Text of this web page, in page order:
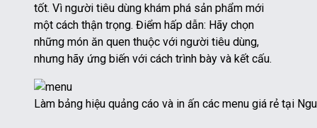
tốt. Vì người tiêu dùng khám phá sản phẩm mới
một cách thận trọng. Điểm hấp dẫn: Hãy chọn
những món ăn quen thuộc với người tiêu dùng,
nhưng hãy ứng biến với cách trình bày và kết cấu.
Làm bảng hiệu quảng cáo và in ấn các menu giá rẻ tại